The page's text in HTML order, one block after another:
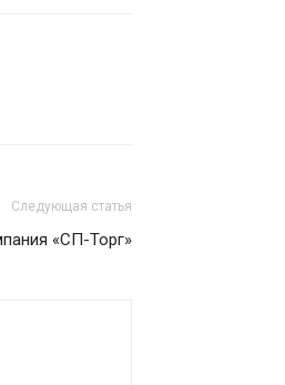
Следующая статья
«СП-Торг»